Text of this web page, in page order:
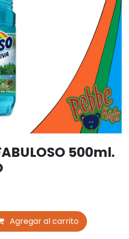
500ml.
Agregar al carrito